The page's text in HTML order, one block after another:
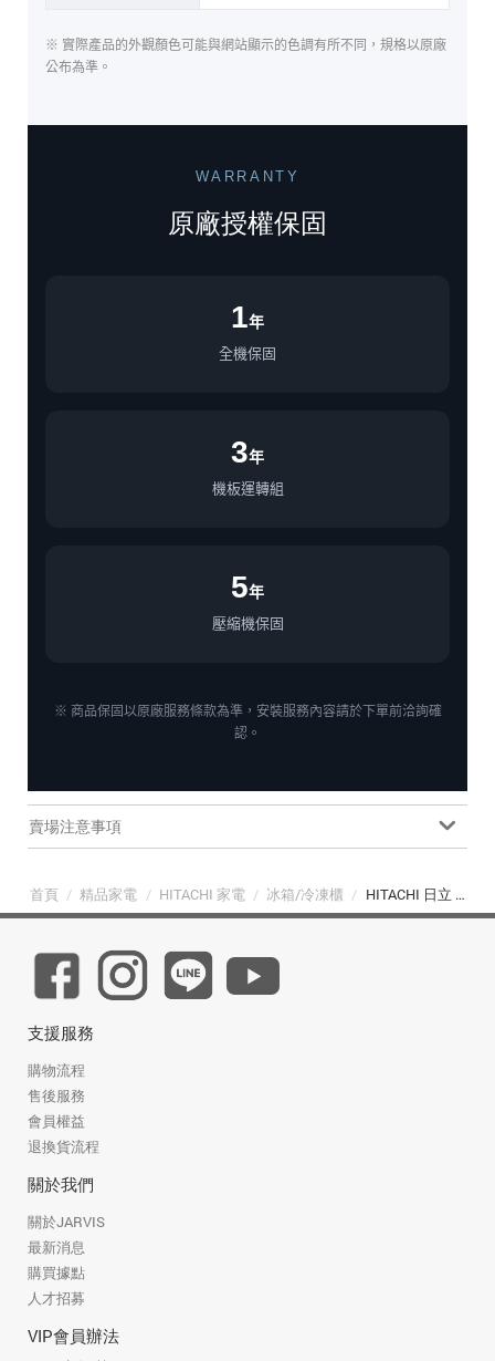
※ 實際產品的外觀顏色可能與網站顯示的色調有所不同，規格以原廠
公布為準。
WARRANTY
原廠授權保固
1年
全機保固
3年
機板運轉組
5年
壓縮機保固
※ 商品保固以原廠服務條款為準，安裝服務內容請於下單前洽詢確
認。
賣場注意事項
首頁 / 精品家電 / HITACHI 家電 / 冰箱/冷凍櫃 / HITACHI 日立 741L 日本製六門琉璃旗艦冰箱 (R-ZXC740KJ 琉璃黑 XK)
支援服務
購物流程
售後服務
會員權益
退換貨流程
關於我們
關於JARVIS
最新消息
購買據點
人才招募
VIP會員辦法